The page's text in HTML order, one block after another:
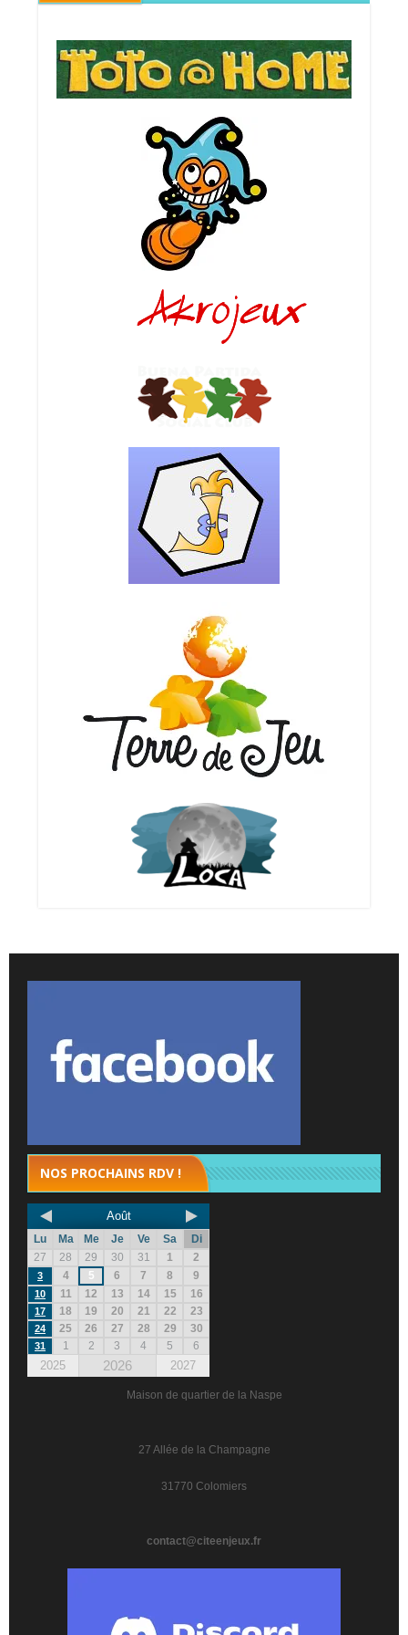
NOS PROCHAINS RDV !
Août
Lu Ma Me Je Ve Sa
Di
27
28 29 30 31 1 2
3 4 5 6 7 8 9
10 11 12 13 14 15 16
17 18 19 20 21 22 23
24 25 26 27 28 29 30
31 1 2 3 4 5 6
2025 2026 2027
Maison de quartier de la Naspe
27 Allée de la Champagne
31770 Colomiers
contact@citeenjeux.fr